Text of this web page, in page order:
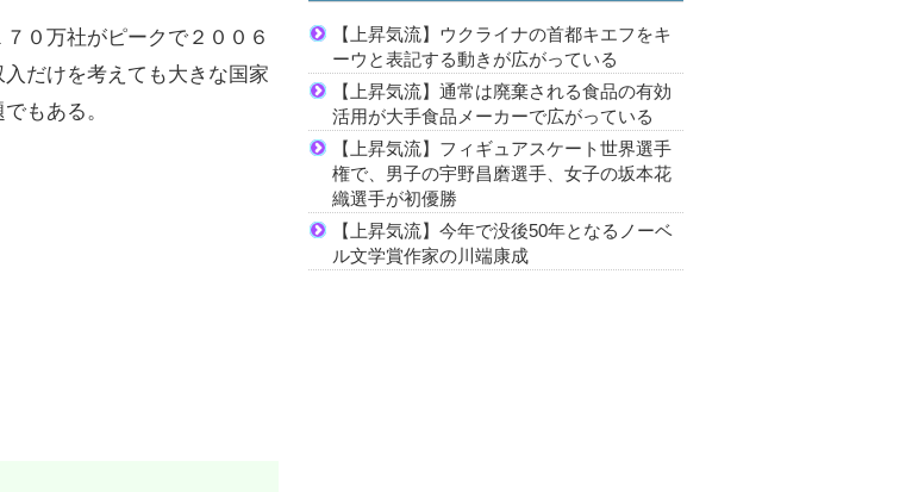
０万社がピークで２００６
だけを考えても大きな国家
もある。
【上昇気流】ウクライナの首都キエフをキ
ーウと表記する動きが広がっている
【上昇気流】通常は廃棄される食品の有効
活用が大手食品メーカーで広がっている
【上昇気流】フィギュアスケート世界選手
権で、男子の宇野昌磨選手、女子の坂本花
織選手が初優勝
【上昇気流】今年で没後50年となるノーベ
ル文学賞作家の川端康成